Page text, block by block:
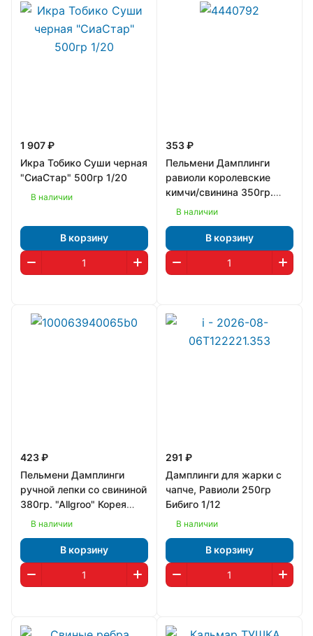
1 907 ₽
Икра Тобико Суши черная
"СиаСтар" 500гр 1/20
В наличии
В корзину
353 ₽
Пельмени Дамплинги
равиоли королевские
кимчи/свинина 350гр.
"Bibigo" Корея 1/8
В наличии
В корзину
423 ₽
Пельмени Дамплинги
ручной лепки со свининой
380гр. "Allgroo" Корея
1/16В наличии
В корзину
291 ₽
Дамплинги для жарки с
чапче, Равиоли 250гр
Бибиго 1/12
В наличии
В корзину